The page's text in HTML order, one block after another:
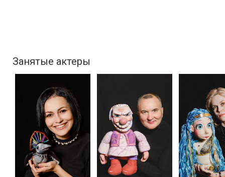
Занятые актеры